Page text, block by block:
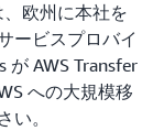
欧州に本社を
ービスプロバイ
が AWS Transfer
への大規模移
い。